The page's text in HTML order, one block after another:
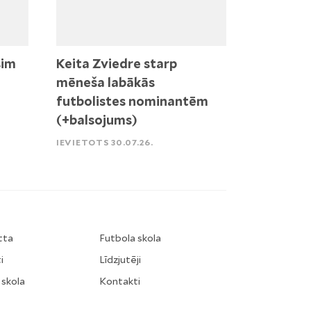
Keita Zviedre starp
mēneša labākās
futbolistes nominantēm
(+balsojums)
IEVIETOTS 30.07.26.
Futbola skola
Līdzjutēji
Kontakti